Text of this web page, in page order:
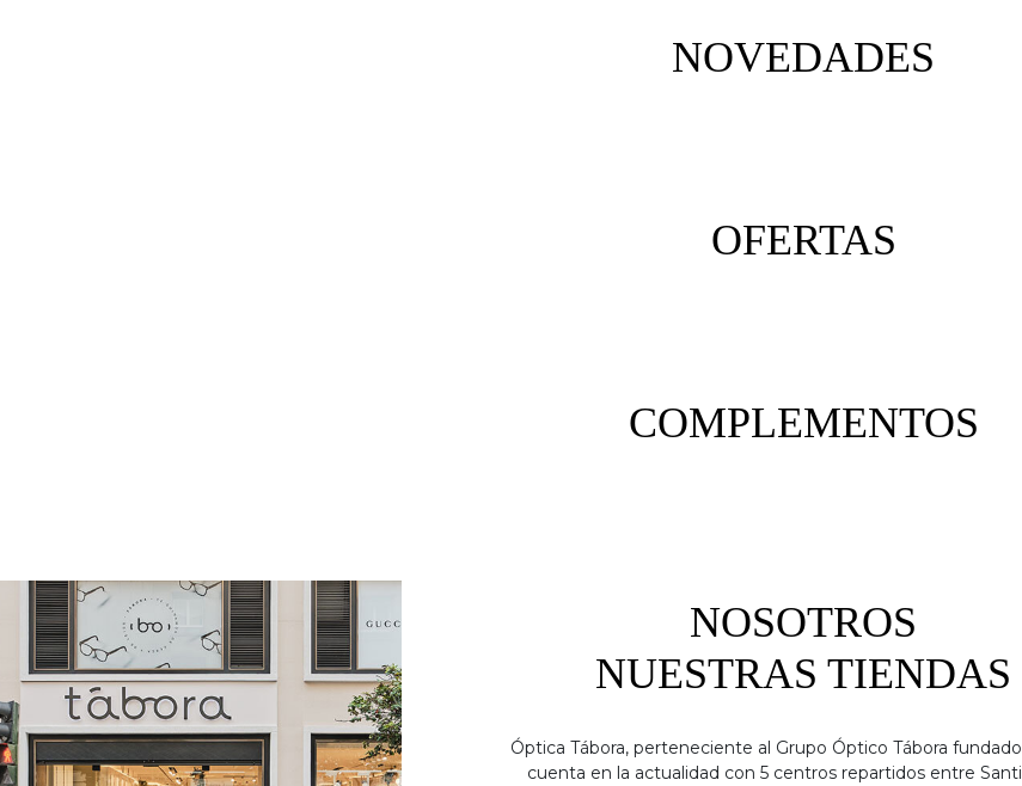
NOVEDADES
OFERTAS
COMPLEMENTOS
NOSOTROS
NUESTRAS TIENDAS
Óptica Tábora, perteneciente al Grupo Óptico Tábora
cuenta en la actualidad con 5 centros repartidos entre